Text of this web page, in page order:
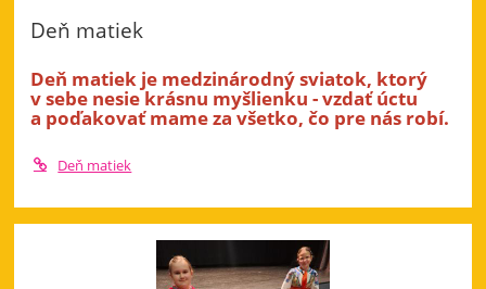
Deň matiek
Deň matiek je medzinárodný sviatok, ktorý
v sebe nesie krásnu myšlienku - vzdať úctu
a poďakovať mame za všetko, čo pre nás robí.
Deň matiek